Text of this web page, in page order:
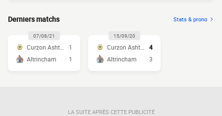
Derniers matchs Stats & prono
07/08/21
1
Altrincham
1
15/09/20
4
Altrincham
3
LA SUITE APRÈS CETTE PUBLICITÉ